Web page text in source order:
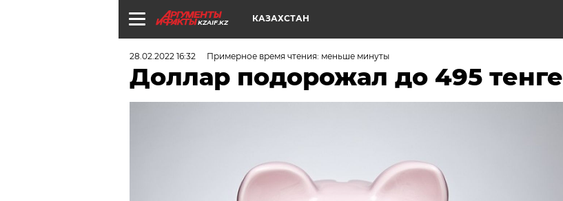
KZAIF.KZ КАЗАХСТАН
28.02.2022 16:32 Примерное время чтения: меньше минуты
Доллар подорожал до 495 тенге